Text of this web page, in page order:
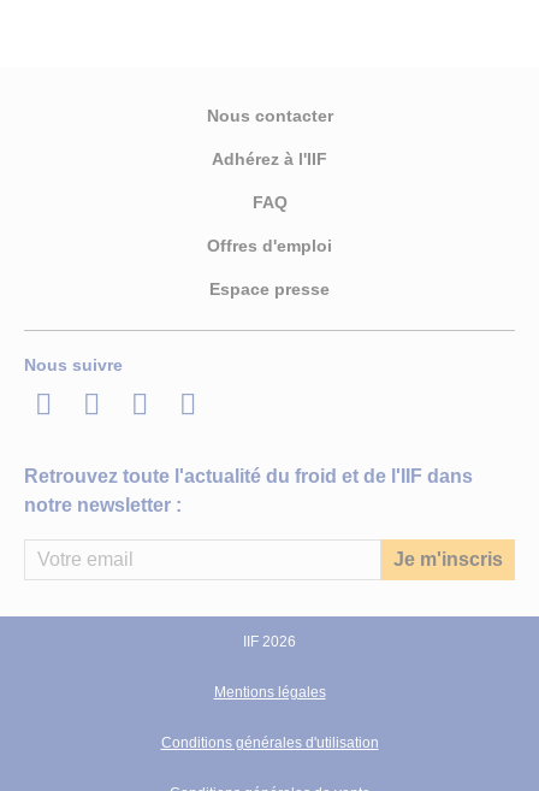
Nous contacter
Adhérez à l'IIF
FAQ
Offres d'emploi
Espace presse
Nous suivre
LinkedInTwitterFacebook
Youtube
Retrouvez toute l'actualité du froid et de l'IIF dans
notre newsletter :
IIF 2026
Mentions légales
Conditions générales d'utilisation